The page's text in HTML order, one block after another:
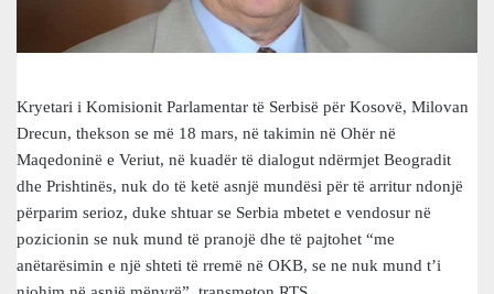
Kryetari i Komisionit Parlamentar të Serbisë për Kosovë, Milovan
Drecun, thekson se më 18 mars, në takimin në Ohër në
Maqedoninë e Veriut, në kuadër të dialogut ndërmjet Beogradit
dhe Prishtinës, nuk do të ketë asnjë mundësi për të arritur ndonjë
përparim serioz, duke shtuar se Serbia mbetet e vendosur në
pozicionin se nuk mund të pranojë dhe të pajtohet “me
anëtarësimin e një shteti të rremë në OKB, se ne nuk mund t’i